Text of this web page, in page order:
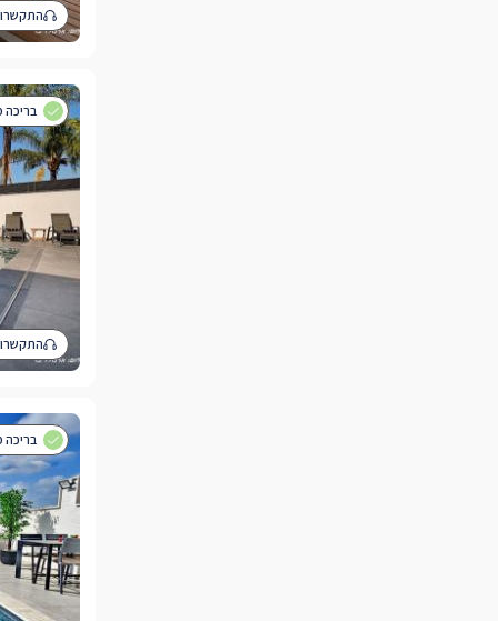
התקשרו
התקשרו
בריכה
בריכה